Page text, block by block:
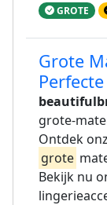
GROTE
Grote
grote-
Ontdek
grote
Bekijk nu